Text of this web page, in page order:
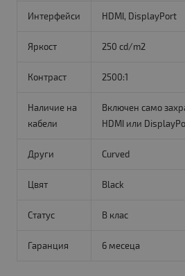
Интерфейси HDMI, DisplayPort
Яркост 250 cd/m2
Контраст 2500:1
Наличие на
кабели
Включен само
HDMI или
Други Curved
Цвят Black
Статус B клас
Гаранция 6 месеца